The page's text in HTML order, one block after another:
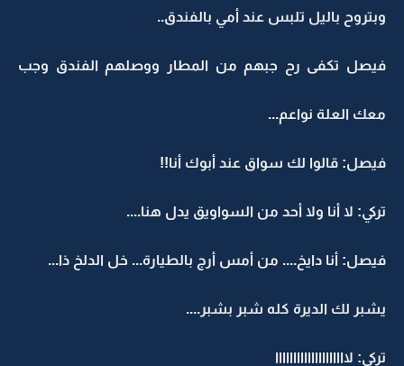
وبتروح باليل تلبس عند أمي بالفندق..
فيصل تكفى رح جبهم من المطار ووصلهم الفندق وجب
معك العلة نواعم...
فيصل: قالوا لك سواق عند أبوك أنا!!
تركي: لا أنا ولا أحد من السواويق يدل هنا....
فيصل: أنا دايخ.... من أمس أرج بالطيارة... خل الدلخ ذا...
يشبر لك الديرة كله شبر بشبر....
تركي: لاااااااااااااااااااا